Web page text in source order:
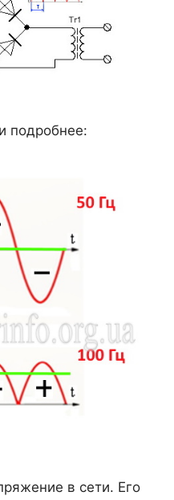
подробнее:
в сети. Его